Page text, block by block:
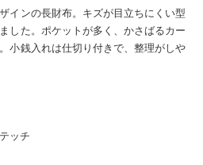
インの長財布。キズが目立ちにくい型
した。ポケットが多く、かさばるカー
小銭入れは仕切り付きで、整理がしや
ッチ